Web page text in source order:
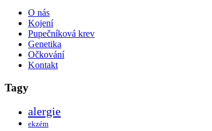
O nás
Kojení
Pupečníková krev
Genetika
Očkování
Kontakt
Tagy
alergie
ekzém